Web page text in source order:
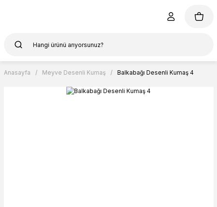
Anasayfa Meyve Desenli Kumaş Balkabağı Desenli Kumaş 4